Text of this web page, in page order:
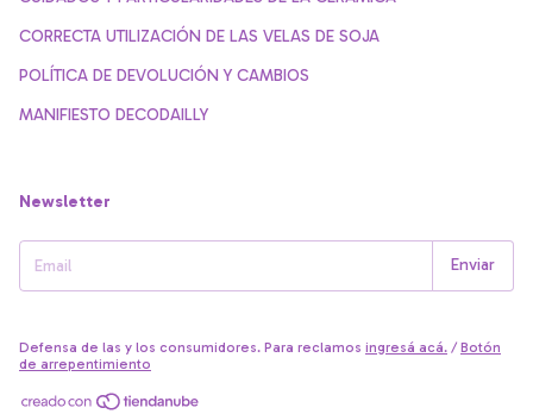
CORRECTA UTILIZACIÓN DE LAS VELAS DE SOJA
POLÍTICA DE DEVOLUCIÓN Y CAMBIOS
MANIFIESTO DECODAILLY
Newsletter
Defensa de las y los consumidores. Para reclamos ingresá acá. / Botón
de arrepentimiento